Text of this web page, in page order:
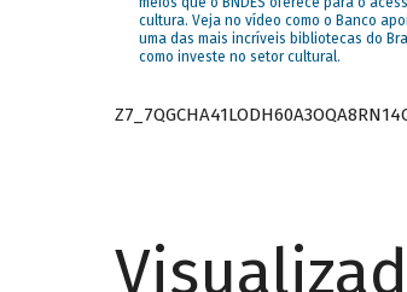
cultura. Veja no vídeo como o Banco
uma das mais incríveis bibliotecas do
como investe no setor cultural.